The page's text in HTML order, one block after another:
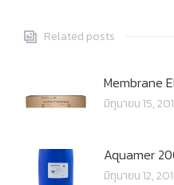
Related posts
Membrane
มิถุนายน 15,
Aquamer
มิถุนายน 12,